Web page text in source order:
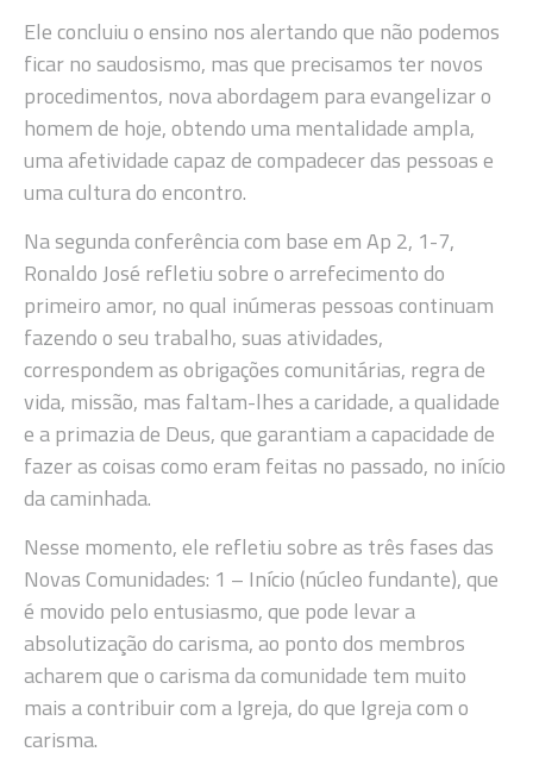
Ele concluiu o ensino nos alertando que não podemos
ficar no saudosismo, mas que precisamos ter novos
procedimentos, nova abordagem para evangelizar o
homem de hoje, obtendo uma mentalidade ampla,
uma afetividade capaz decompadecerdas pessoase
uma cultura do encontro.
Na segunda conferência com base em Ap 2, 1-7,
Ronaldo José refletiu sobre o arrefecimento do
primeiro amor, no qual inúmeras pessoas continuam
fazendo o seu trabalho, suas atividades,
correspondem as obrigações comunitárias, regra de
vida, missão, mas faltam-lhes a caridade, a qualidade
e a primazia de Deus, que garantiam a capacidade de
fazer as coisas como eram feitas no passado, no início
da caminhada.
Nesse momento, ele refletiu sobre as três fases das
Novas Comunidades: 1 – Início (núcleo fundante), que
é movido pelo entusiasmo, que pode levar a
absolutização do carisma, ao ponto dos membros
acharem que o carisma da comunidade tem muito
mais a contribuir com a Igreja, do que Igreja com o
carisma.